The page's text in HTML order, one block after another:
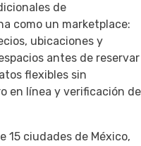
de
como un marketplace:
ubicaciones y
antes de reservar
flexibles sin
en línea y verificación de
15 ciudades de México,